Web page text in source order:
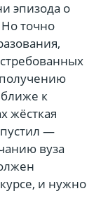
эпизода о
Но точно
к
жёсткая
—
вуза
и нужно